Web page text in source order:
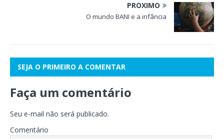
PRÓXIMO
O mundo BANI e a infância
SEJA O PRIMEIRO A COMENTAR
Faça um comentário
Seu e-mail não será publicado.
Comentário